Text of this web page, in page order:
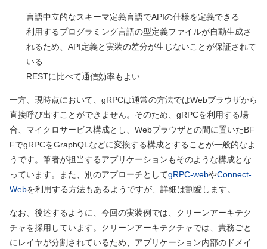
言語中立的なスキーマ定義言語でAPIの仕様を定義できる
利用するプログラミング言語の型定義ファイルが自動生成さ
れるため、API定義と実装の差分が生じないことが保証されて
いる
RESTに比べて通信効率もよい
一方、現時点において、gRPCは通常の方法ではWebブラウザから
直接呼び出すことができません。そのため、gRPCを利用する場
合、マイクロサービス構成とし、Webブラウザとの間に置いたBF
FでgRPCをGraphQLなどに変換する構成とすることが一般的なよ
うです。筆者が担当するアプリケーションもそのような構成とな
っています。また、別のアプローチとしてgRPC-webやConnect-
Webを利用する方法もあるようですが、詳細は割愛します。
なお、後述するように、今回の実装例では、クリーンアーキテク
チャを採用しています。クリーンアーキテクチャでは、責務ごと
にレイヤが分割されているため、アプリケーション内部のドメイ